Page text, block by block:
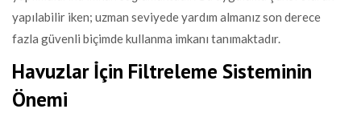
yapılabilir iken; uzman seviyede yardım almanız son derece
fazla güvenli biçimde kullanma imkanı tanımaktadır.
Havuzlar İçin Filtreleme Sisteminin
Önemi